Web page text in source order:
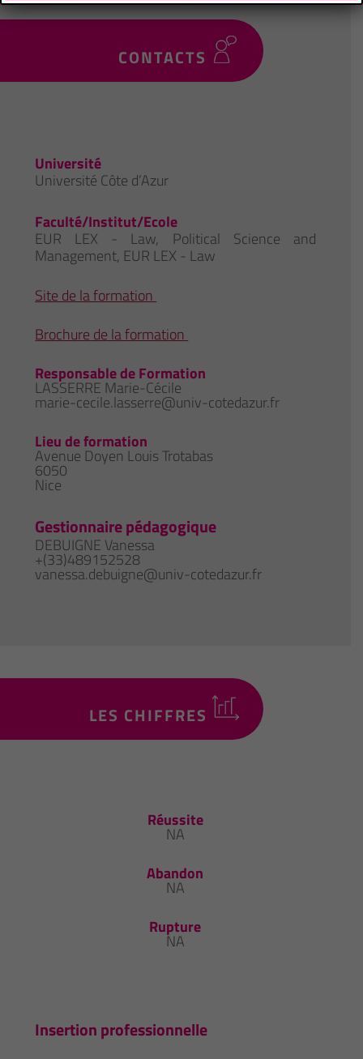
CONTACTS
Université
Université Côte d’Azur
Faculté/Institut/Ecole
EUR LEX - Law, Political Science and
Management, EUR LEX - Law
Site de la formation
Brochure de la formation
Responsable de Formation
LASSERRE Marie-Cécile
marie-cecile.lasserre@univ-cotedazur.fr
Lieu de formation
Avenue Doyen Louis Trotabas
6050
Nice
Gestionnaire pédagogique
DEBUIGNE Vanessa
+(33)489152528
vanessa.debuigne@univ-cotedazur.fr
LES CHIFFRES
Réussite
NA
Abandon
NA
Rupture
NA
Insertion professionnelle